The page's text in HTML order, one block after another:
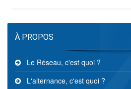
À PROPOS
Le Réseau, c'est quoi ?
L'alternance, c'est quoi ?